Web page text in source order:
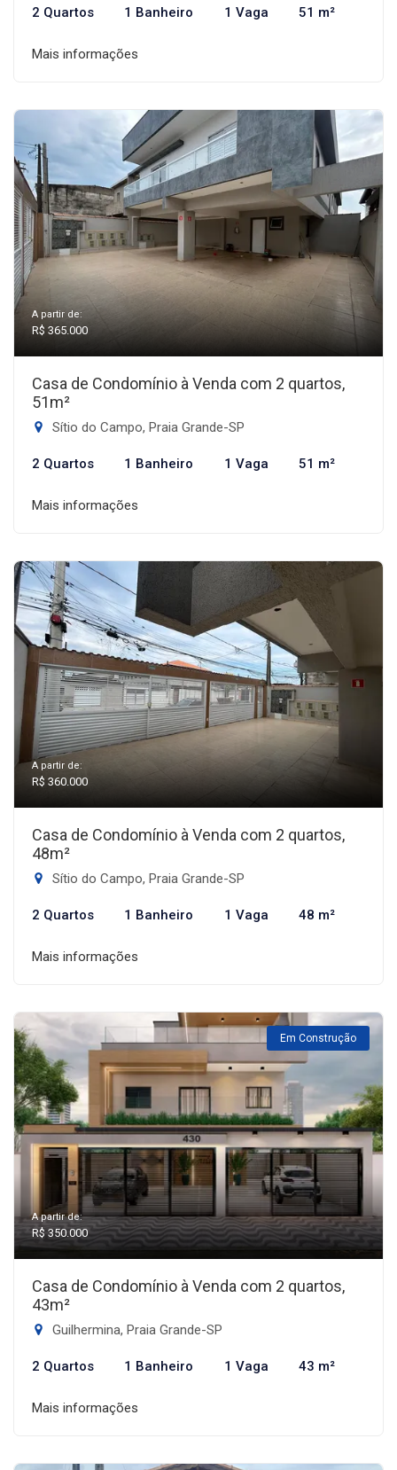
2 Quartos 1 Banheiro 1 Vaga 51 m²
Mais informações
A partir de:
R$ 365.000
Casa de Condomínio à Venda com 2 quartos,
51m²
Sítio do Campo, Praia Grande-SP
2 Quartos 1 Banheiro 1 Vaga 51 m²
Mais informações
A partir de:
R$ 360.000
Casa de Condomínio à Venda com 2 quartos,
48m²
Sítio do Campo, Praia Grande-SP
2 Quartos 1 Banheiro 1 Vaga 48 m²
Mais informações
Em Construção
A partir de:
R$ 350.000
Casa de Condomínio à Venda com 2 quartos,
43m²
Guilhermina, Praia Grande-SP
2 Quartos 1 Banheiro 1 Vaga 43 m²
Mais informações